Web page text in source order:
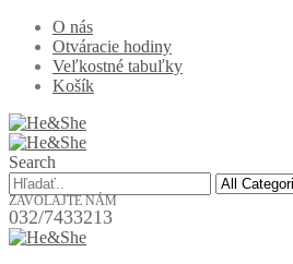
O nás
Otváracie hodiny
Veľkostné tabuľky
Košík
Search
ZAVOLAJTE NÁM
032/7433213